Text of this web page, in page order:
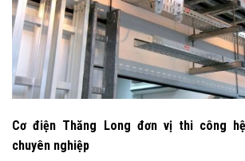
Cơ điện Thăng Long đơn vị thi công
chuyên nghiệp